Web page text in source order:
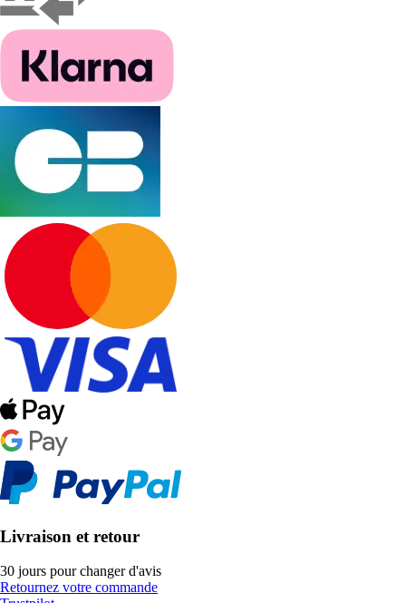
Livraison et retour
30 jours pour changer d'avis
Retournez votre commande